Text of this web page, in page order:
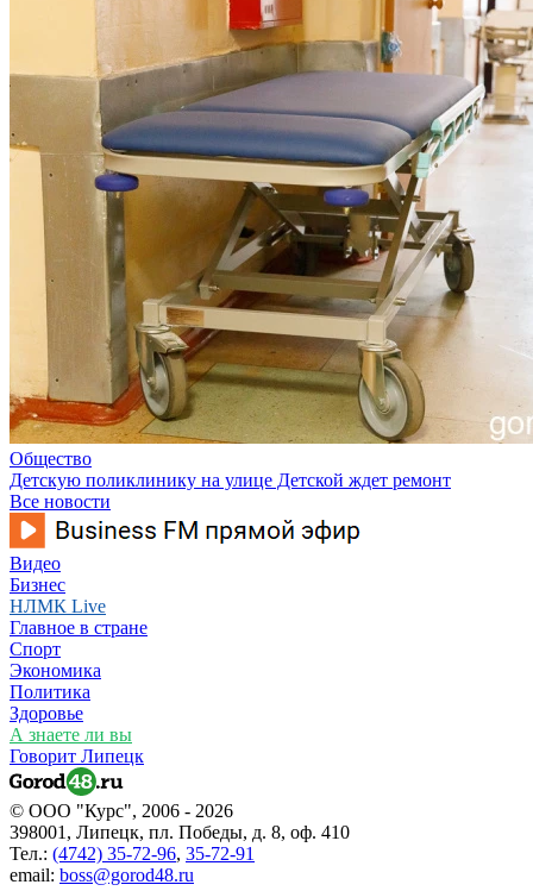
Общество
Детскую поликлинику на улице Детской ждет ремонт
Все новости
Видео
Бизнес
НЛМК Live
Главное в стране
Спорт
Экономика
Политика
Здоровье
А знаете ли вы
Говорит Липецк
© ООО "Курс", 2006 - 2026
398001, Липецк, пл. Победы, д. 8, оф. 410
Тел.: (4742) 35-72-96, 35-72-91
email: boss@gorod48.ru